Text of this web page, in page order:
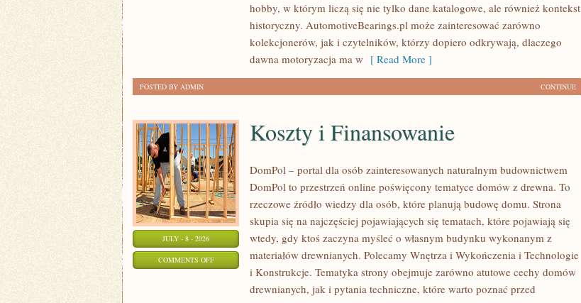
hobby, w którym liczą się nie tylko dane katalogowe, ale również kontekst
historyczny. AutomotiveBearings.pl może zainteresować zarówno
kolekcjonerów, jak i czytelników, którzy dopiero odkrywają, dlaczego
dawna motoryzacja ma w [ Read More ]
CONTINUE
POSTED BY ADMIN
JULY - 8 - 2026
COMMENTS OFFON
Koszty i Finansowanie
DomPol – portal dla osób zainteresowanych naturalnym budownictwem
DomPol to przestrzeń online poświęcony tematyce domów z drewna. To
rzeczowe źródło wiedzy dla osób, które planują budowę domu. Strona
skupia się na najczęściej pojawiających się tematach, które pojawiają się
wtedy, gdy ktoś zaczyna myśleć o własnym budynku wykonanym z
materiałów drewnianych. Polecamy Wnętrza i Wykończenia i Technologie
i Konstrukcje. Tematyka strony obejmuje zarówno atutowe cechy domów
drewnianych, jak i pytania techniczne, które warto poznać przed